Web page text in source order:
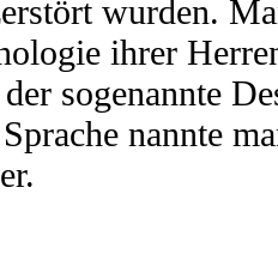
wurden.
ihrer
sogenannte
nannte